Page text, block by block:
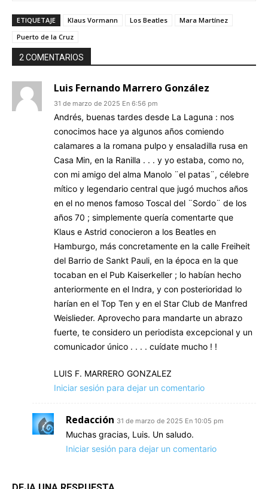
ETIQUETAJE Klaus Vormann Los Beatles
Mara Martínez
Puerto de la Cruz
2 COMENTARIOS
Luis Fernando Marrero González
31 de marzo de 2025 En 6:56 pm
Andrés, buenas tardes desde La Laguna : nos
conocimos hace ya algunos años comiendo
calamares a la romana pulpo y ensaladilla rusa en
Casa Min, en la Ranilla . . . y yo estaba, como no,
con mi amigo del alma Manolo ¨el patas¨, célebre
mítico y legendario central que jugó muchos años
en el no menos famoso Toscal del ¨Sordo¨ de los
años 70 ; simplemente quería comentarte que
Klaus e Astrid conocieron a los Beatles en
Hamburgo, más concretamente en la calle Freiheit
del Barrio de Sankt Pauli, en la época en la que
tocaban en el Pub Kaiserkeller ; lo habían hecho
anteriormente en el Indra, y con posterioridad lo
harían en el Top Ten y en el Star Club de Manfred
Weislieder. Aprovecho para mandarte un abrazo
fuerte, te considero un periodista excepcional y un
comunicador único . . . . cuídate mucho ! !
LUIS F. MARRERO GONZALEZ
Iniciar sesión para dejar un comentario
Redacción 31 de marzo de 2025 En 10:05 pm
Muchas gracias, Luis. Un saludo.
Iniciar sesión para dejar un comentario